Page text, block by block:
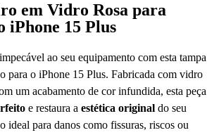
em Vidro Rosa para
iPhone 15 Plus
ao seu equipamento com esta tampa
para o iPhone 15 Plus. Fabricada com vidro
um acabamento de cor infundida, esta peça
e restaura a estética original do seu
ideal para danos como fissuras, riscos ou